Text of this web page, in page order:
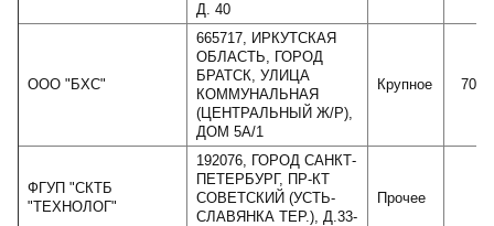
Д. 40
ООО "БХС"
665717, ИРКУТСКАЯ
ОБЛАСТЬ, ГОРОД
БРАТСК, УЛИЦА
КОММУНАЛЬНАЯ
(ЦЕНТРАЛЬНЫЙ Ж/Р),
ДОМ 5А/1
Крупное
ФГУП "СКТБ
"ТЕХНОЛОГ"
192076, ГОРОД САНКТ-
ПЕТЕРБУРГ, ПР-КТ
СОВЕТСКИЙ (УСТЬ-
СЛАВЯНКА ТЕР.), Д.33-
Прочее